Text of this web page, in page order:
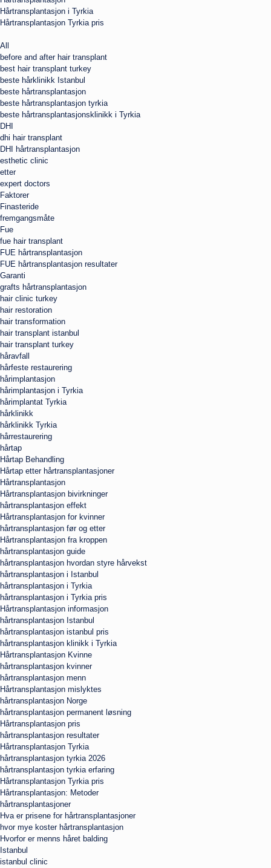
Hårtransplantasjon i Tyrkia
Hårtransplantasjon Tyrkia pris
All
before and after hair transplant
best hair transplant turkey
beste hårklinikk Istanbul
beste hårtransplantasjon
beste hårtransplantasjon tyrkia
beste hårtransplantasjonsklinikk i Tyrkia
DHI
dhi hair transplant
DHI hårtransplantasjon
esthetic clinic
etter
expert doctors
Faktorer
Finasteride
fremgangsmåte
Fue
fue hair transplant
FUE hårtransplantasjon
FUE hårtransplantasjon resultater
Garanti
grafts hårtransplantasjon
hair clinic turkey
hair restoration
hair transformation
hair transplant istanbul
hair transplant turkey
håravfall
hårfeste restaurering
hårimplantasjon
hårimplantasjon i Tyrkia
hårimplantat Tyrkia
hårklinikk
hårklinikk Tyrkia
hårrestaurering
hårtap
Hårtap Behandling
Hårtap etter hårtransplantasjoner
Hårtransplantasjon
Hårtransplantasjon bivirkninger
hårtransplantasjon effekt
Hårtransplantasjon for kvinner
hårtransplantasjon før og etter
Hårtransplantasjon fra kroppen
hårtransplantasjon guide
hårtransplantasjon hvordan styre hårvekst
hårtransplantasjon i Istanbul
hårtransplantasjon i Tyrkia
hårtransplantasjon i Tyrkia pris
Hårtransplantasjon informasjon
hårtransplantasjon Istanbul
hårtransplantasjon istanbul pris
hårtransplantasjon klinikk i Tyrkia
Hårtransplantasjon Kvinne
hårtransplantasjon kvinner
hårtransplantasjon menn
Hårtransplantasjon mislyktes
hårtransplantasjon Norge
hårtransplantasjon permanent løsning
Hårtransplantasjon pris
hårtransplantasjon resultater
Hårtransplantasjon Tyrkia
hårtransplantasjon tyrkia 2026
hårtransplantasjon tyrkia erfaring
Hårtransplantasjon Tyrkia pris
Hårtransplantasjon: Metoder
hårtransplantasjoner
Hva er prisene for hårtransplantasjoner
hvor mye koster hårtransplantasjon
Hvorfor er menns håret balding
Istanbul
istanbul clinic